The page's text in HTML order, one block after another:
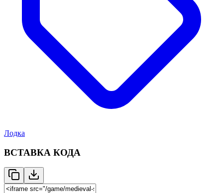
Лодка
ВСТАВКА КОДА